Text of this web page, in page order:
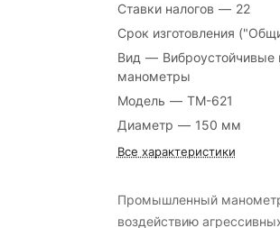
Ставки налогов — 22
Срок изготовления
Вид — Виброустойчивые
манометры
Модель — ТМ-621
Диаметр — 150 мм
Все характеристики
Промышленный
воздействию